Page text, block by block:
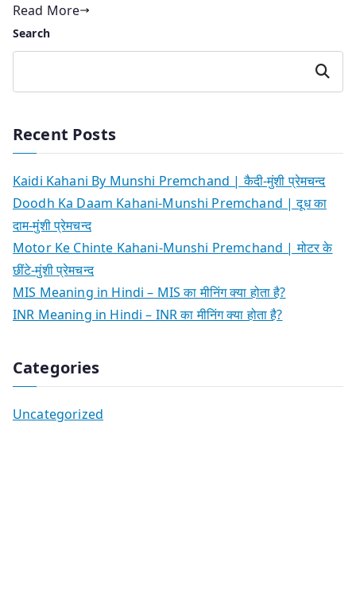
Read More
Search
Search
Recent Posts
Kaidi Kahani By Munshi Premchand | कैदी-मुंशी प्रेमचन्द
Doodh Ka Daam Kahani-Munshi Premchand | दूध का
दाम-मुंशी प्रेमचन्द
Motor Ke Chinte Kahani-Munshi Premchand | मोटर के
छींटे-मुंशी प्रेमचन्द
MIS Meaning in Hindi – MIS का मीनिंग क्या होता है?
INR Meaning in Hindi – INR का मीनिंग क्या होता है?
Categories
Uncategorized